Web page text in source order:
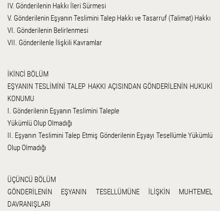
IV. Gönderilenin Hakkı İleri Sürmesi
V. Gönderilenin Eşyanın Teslimini Talep Hakkı ve Tasarruf (Talimat) Hakkı
VI. Gönderilenin Belirlenmesi
VII. Gönderilenle İlişkili Kavramlar
İKİNCİ BÖLÜM
EŞYANIN TESLİMİNİ TALEP HAKKI AÇISINDAN GÖNDERİLENİN HUKUKİ
KONUMU
I. Gönderilenin Eşyanın Teslimini Taleple
Yükümlü Olup Olmadığı
II. Eşyanın Teslimini Talep Etmiş Gönderilenin Eşyayı Tesellümle Yükümlü
Olup Olmadığı
ÜÇÜNCÜ BÖLÜM
GÖNDERİLENİN EŞYANIN TESELLÜMÜNE İLİŞKİN MUHTEMEL
DAVRANIŞLARI